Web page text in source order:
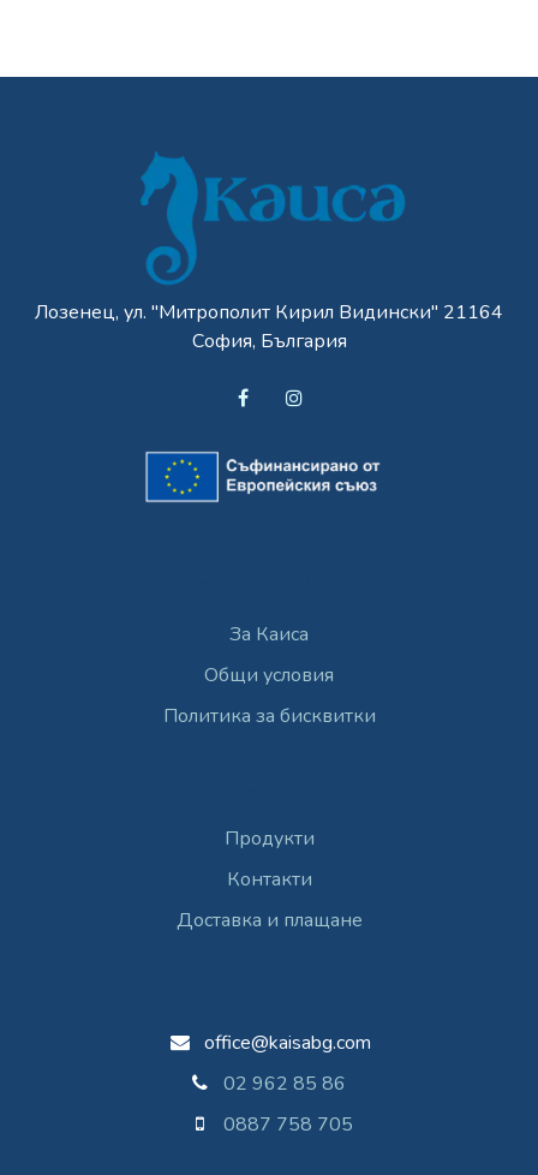
За Каиса
Общи условия
Политика за бисквитки
Продукти
Контакти
Доставка и плащане
office@kaisabg.com
02 962 85 86
0887 758 705
Лозенец, ул. "Митрополит Кирил Видински" 21164
София, България